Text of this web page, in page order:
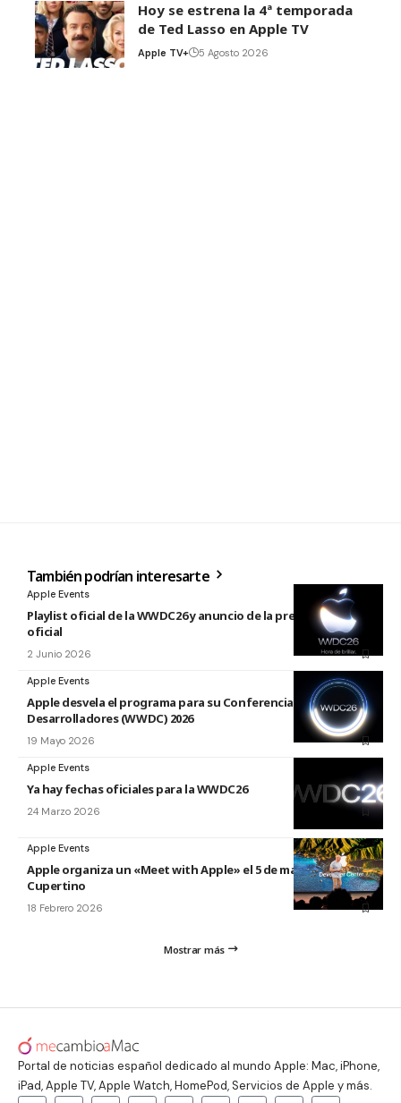
Hoy se estrena la 4ª temporada
de Ted Lasso en Apple TV
Apple TV+ 5 Agosto 2026
También podrían interesarte
Apple Events
Playlist oficial de la WWDC26 y anuncio de la presentación
oficial
2 Junio 2026
Apple Events
Apple desvela el programa para su Conferencia Mundial de
Desarrolladores (WWDC) 2026
19 Mayo 2026
Apple Events
Ya hay fechas oficiales para la WWDC26
24 Marzo 2026
Apple Events
Apple organiza un «Meet with Apple» el 5 de marzo en
Cupertino
18 Febrero 2026
Mostrar más
Portal de noticias español dedicado al mundo Apple: Mac, iPhone,
iPad, Apple TV, Apple Watch, HomePod, Servicios de Apple y más.